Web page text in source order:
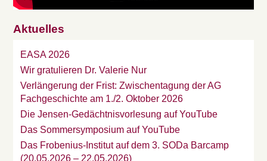
Aktuelles
EASA 2026
Wir gratulieren Dr. Valerie Nur
Verlängerung der Frist: Zwischentagung der AG
Fachgeschichte am 1./2. Oktober 2026
Die Jensen-Gedächtnisvorlesung auf YouTube
Das Sommersymposium auf YouTube
Das Frobenius-Institut auf dem 3. SODa Barcamp
(20.05.2026 – 22.05.2026)